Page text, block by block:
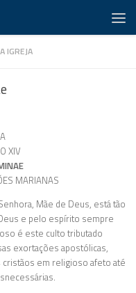
IGREJA
XIV
MARIANAS
Mãe de Deus, está tão
e pelo espírito sempre
é este culto tributado
exortações apostólicas,
cristãos em religioso afeto até